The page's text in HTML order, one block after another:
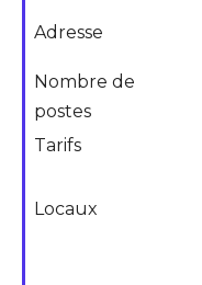
Adresse
Nombre de
postes
Tarifs
Locaux